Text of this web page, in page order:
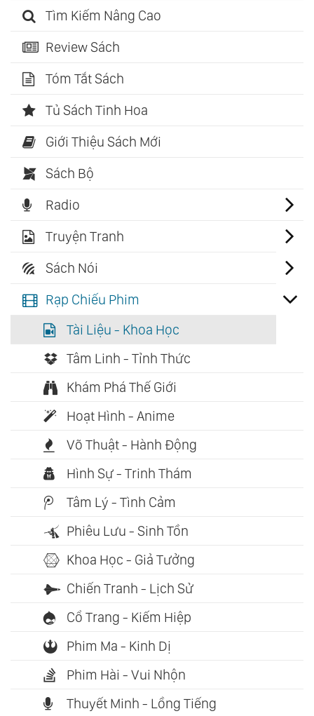
Tìm Kiếm Nâng Cao
Review Sách
Tóm Tắt Sách
Tủ Sách Tinh Hoa
Giới Thiệu Sách Mới
Sách Bộ
Radio
Truyện Tranh
Sách Nói
Rạp Chiếu Phim
Tài Liệu - Khoa Học
Tâm Linh - Tỉnh Thức
Khám Phá Thế Giới
Hoạt Hình - Anime
Võ Thuật - Hành Động
Hình Sự - Trinh Thám
Tâm Lý - Tình Cảm
Phiêu Lưu - Sinh Tồn
Khoa Học - Giả Tưởng
Chiến Tranh - Lịch Sử
Cổ Trang - Kiếm Hiệp
Phim Ma - Kinh Dị
Phim Hài - Vui Nhộn
Thuyết Minh - Lồng Tiếng